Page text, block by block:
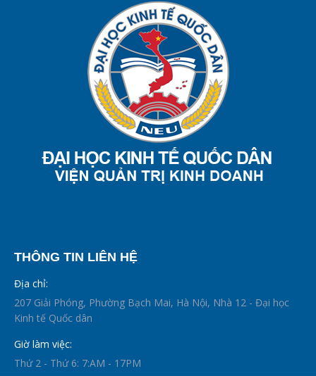
THÔNG TIN LIÊN HỆ
Địa chỉ:
207 Giải Phóng, Phường Bạch Mai, Hà Nội, Nhà 12 - Đại học
Kinh tế Quốc dân
Giờ làm việc:
Thứ 2 - Thứ 6: 7:AM - 17PM